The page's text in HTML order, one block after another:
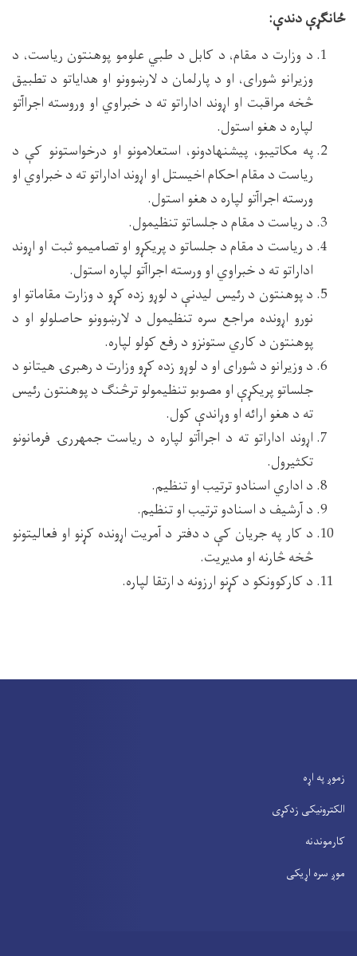
ځانګړې دندې:
د وزارت د مقام، د کابل د طبي علومو پوهنتون ریاست، د
وزیرانو شورای، او د پارلمان د لارښوونو او هدایاتو د تطبیق
څخه مراقبت او اړوند اداراتو ته د خبراوي او وروسته اجراآتو
لپاره د هغو استول.
په مکاتیبو، پیشنهادونو، استعلامونو او درخواستونو کې د
ریاست د مقام احکام اخیستل او اړوند اداراتو ته د خبراوي او
ورسته اجراآتو لپاره د هغو استول.
د ریاست د مقام د جلساتو تنظیمول.
د ریاست د مقام د جلساتو د پریکړو او تصامیمو ثبت او اړوند
اداراتو ته د خبراوي او ورسته اجراآتو لپاره استول.
د پوهنتون د رئیس لیدنې د لوړو زده کړو د وزارت مقاماتو او
نورو اړونده مراجع سره تنظیمول د لارښوونو حاصلولو او د
پوهنتون د کاري ستونزو د رفع کولو لپاره.
د وزیرانو د شورای او د لوړو زده کړو وزارت د رهبرۍ هیتانو د
جلساتو پریکړې او مصوبو تنظیمولو ترڅنګ د پوهنتون رئیس
ته د هغو ارائه او وړاندې کول.
اړوند اداراتو ته د اجراآتو لپاره د ریاست جمهررۍ فرمانونو
تکثیرول.
د اداري اسنادو ترتیب او تنظیم.
د آرشیف د اسنادو ترتیب او تنظیم.
د کار په جریان کې د دفتر د آمریت اړونده کړنو او فعالیتونو
څخه څارنه او مدیریت.
د کارکوونکو د کړنو ارزونه د ارتقا لپاره.
زموږ په اړه
الکترونیکی زدکړی
کارموندنه
موږ سره اړیکی